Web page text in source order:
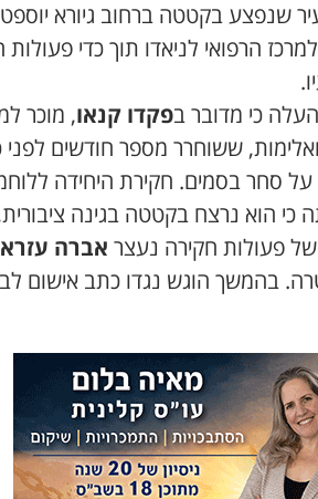
שנפצע בקטטה ברחוב גיורא
הרפואי לניאדו תוך כדי
העלה כי מדובר בפקדו קנאו, מוכר
ששוחרר מספר חודשים
סחר בסמים. חקירת היחידה
כי הוא נרצח בקטטה בגינה
פעולות חקירה נעצר אברה עזרא
בהמשך הוגש נגדו כתב אישום